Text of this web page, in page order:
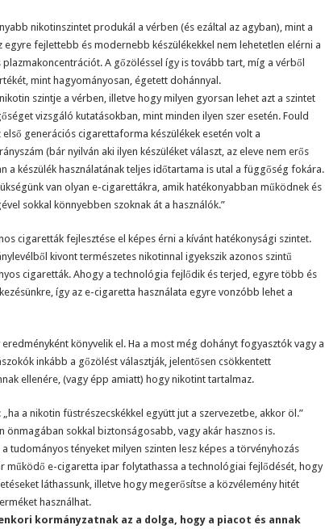
nikotinszintet produkál a vérben (és ezáltal az agyban), mint a
fejlettebb és modernebb készülékekkel nem lehetetlen elérni a
A gőzöléssel így is tovább tart, míg a vérből
mint hagyományosan, égetett dohánnyal.
szintje a vérben, illetve hogy milyen gyorsan lehet azt a szintet
vizsgáló kutatásokban, mint minden ilyen szer esetén. Fould
generációs cigarettaforma készülékek esetén volt a
(bár nyilván aki ilyen készüléket választ, az eleve nem erős
a készülék használatának teljes időtartama is utal a függőség fokára.
van olyan e-cigarettákra, amik hatékonyabban működnek és
sokkal könnyebben szoknak át a használók.”
cigaretták fejlesztése el képes érni a kívánt hatékonysági szintet.
kivont természetes nikotinnal igyekszik azonos szintű
cigaretták. Ahogy a technológia fejlődik és terjed, egyre több és
így az e-cigaretta használata egyre vonzóbb lehet a
könyvelik el. Ha a most még dohányt fogyasztók vagy a
inkább a gőzölést választják, jelentősen csökkentett
ellenére, (vagy épp amiatt) hogy nikotint tartalmaz.
a nikotin füstrészecskékkel együtt jut a szervezetbe, akkor öl.”
önmagában sokkal biztonságosabb, vagy akár hasznos is.
tudományos tényeket milyen szinten lesz képes a törvényhozás
működő e-cigaretta ipar folytathassa a technológiai fejlődését, hogy
láthassunk, illetve hogy megerősítse a közvélemény hitét
használhat.
kormányzatnak az a dolga, hogy a piacot és annak